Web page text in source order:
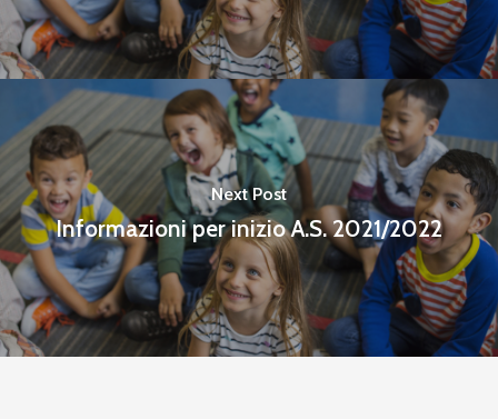
Next Post
Informazioni per inizio A.S. 2021/2022